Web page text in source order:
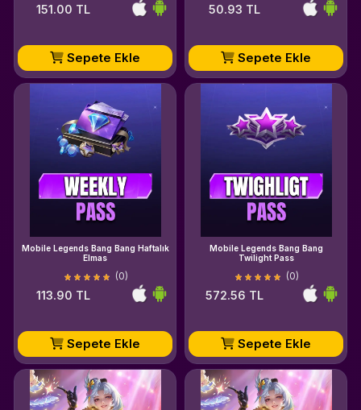
151.00 TL
Sepete Ekle
50.93 TL
Sepete Ekle
Mobile Legends Bang Bang Haftalık
Elmas
(0)
113.90 TL
Sepete Ekle
Mobile Legends Bang Bang
Twilight Pass
(0)
572.56 TL
Sepete Ekle